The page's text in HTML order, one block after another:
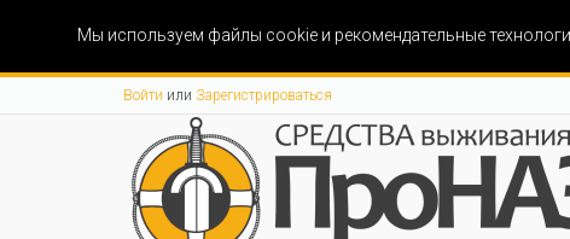
Мы используем файлы cookie и рекомендательные
Войти или Зарегистрироваться